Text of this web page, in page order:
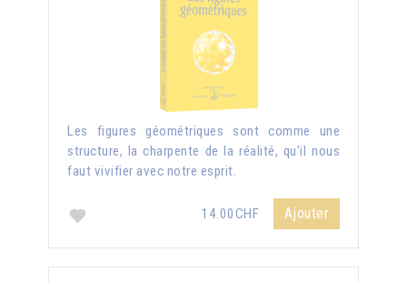
Les figures géométriques sont comme une
structure, la charpente de la réalité, qu'il nous
faut vivifier avec notre esprit.
14.00CHF Ajouter